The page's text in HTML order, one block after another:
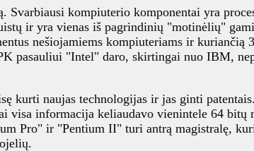
Svarbiausi kompiuterio komponentai yra
ir yra vienas iš pagrindinių "motinėlių"
nešiojamiems kompiuteriams ir
pasauliui "Intel" daro, skirtingai nuo IBM,
kurti naujas technologijas ir jas ginti
visa informacija keliaudavo vienintele 64
Pro" ir "Pentium II" turi antrą magistralę,